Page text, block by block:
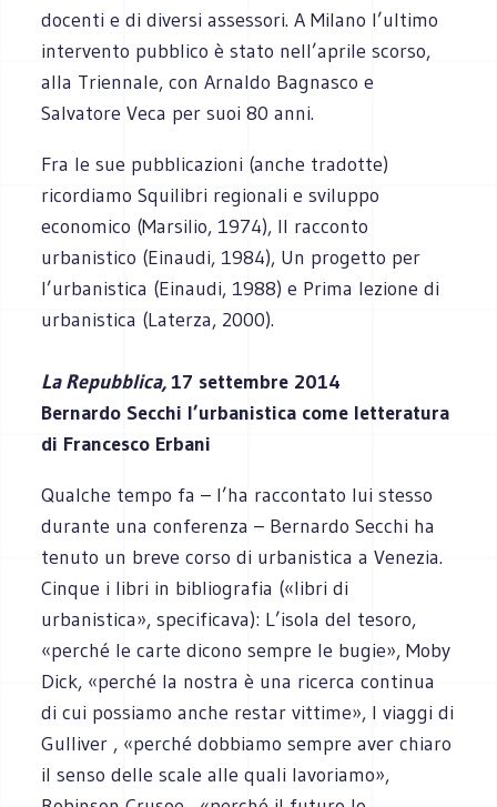
docenti e di diversi assessori. A Milano l’ultimo
intervento pubblico è stato nell’aprile scorso,
alla Triennale, con Arnaldo Bagnasco e
Salvatore Veca per suoi 80 anni.
Fra le sue pubblicazioni (anche tradotte)
ricordiamo Squilibri regionali e sviluppo
economico (Marsilio, 1974), Il racconto
urbanistico (Einaudi, 1984), Un progetto per
l’urbanistica (Einaudi, 1988) e Prima lezione di
urbanistica (Laterza, 2000).
La Repubblica, 17 settembre 2014
Bernardo Secchi l’urbanistica come letteratura
di Francesco Erbani
Qualche tempo fa – l’ha raccontato lui stesso
durante una conferenza – Bernardo Secchi ha
tenuto un breve corso di urbanistica a Venezia.
Cinque i libri in bibliografia («libri di
urbanistica», specificava): L’isola del tesoro,
«perché le carte dicono sempre le bugie», Moby
Dick, «perché la nostra è una ricerca continua
di cui possiamo anche restar vittime», I viaggi di
Gulliver , «perché dobbiamo sempre aver chiaro
il senso delle scale alle quali lavoriamo»,